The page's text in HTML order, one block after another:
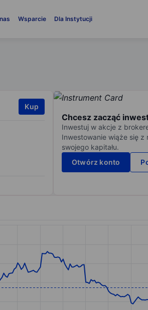
Wsparcie Dla Instytucji
Kup
Chcesz zacząć
Inwestuj w akcje z
Inwestowanie wiąże się z
swojego kapitału.
Otwórz konto
4.55 to 7.23.